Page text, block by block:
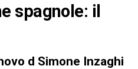
spagnole: il
d Simone Inzaghi